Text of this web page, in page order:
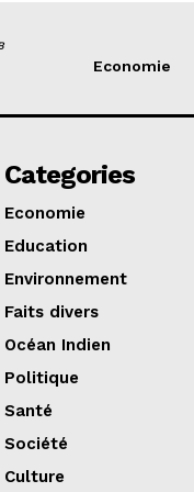
Economie
Categories
Economie
Education
Environnement
Faits divers
Océan Indien
Politique
Santé
Société
Culture